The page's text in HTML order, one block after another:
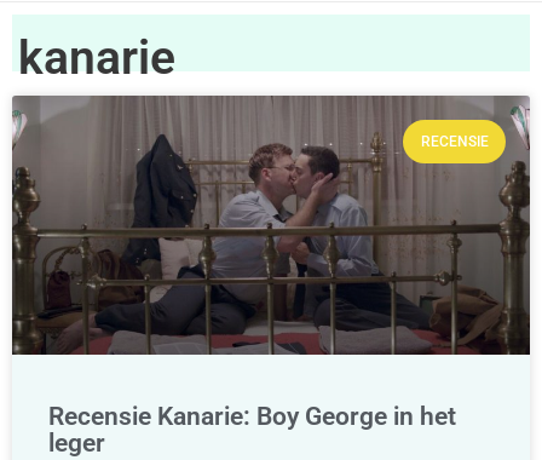
kanarie
RECENSIE
Recensie Kanarie: Boy George in het
leger